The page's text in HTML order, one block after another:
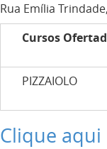
Rua Emília
Cursos
PIZZAIOLO
Clique aqui